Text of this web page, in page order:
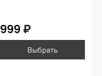
999 ₽
Выбрать